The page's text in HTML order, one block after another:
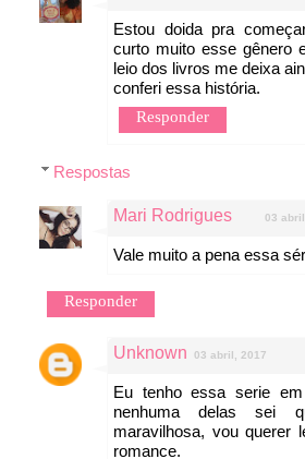
Estou doida pra
curto muito esse gênero
leio dos livros me deixa
conferi essa história.
Responder
Respostas
Mari Rodrigues 03
Vale muito a pena essa
Responder
Unknown 03 abril, 2017
Eu tenho essa serie
nenhuma delas sei
maravilhosa, vou querer
romance.